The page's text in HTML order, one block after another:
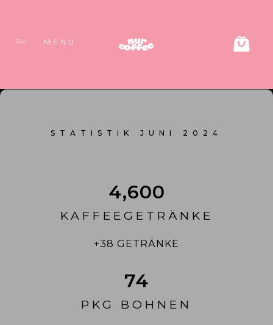
MENU
STATISTIK JUNI 2024
KAFFEEGETRÄNKE
4,600
+38 GETRÄNKE
PKG BOHNEN
74